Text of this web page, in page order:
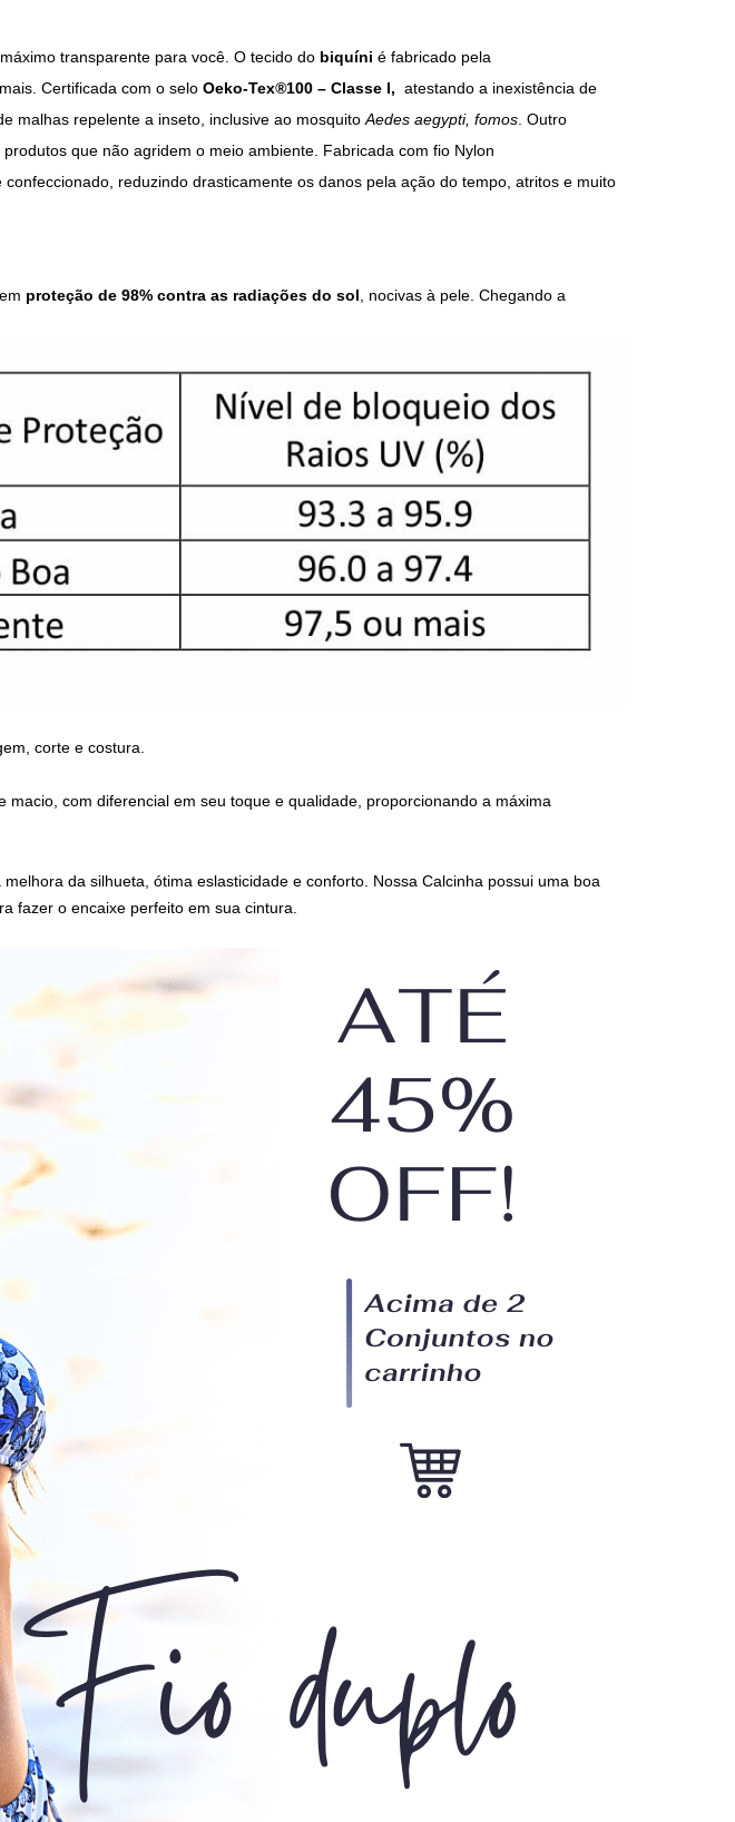
transparente para você. O tecido do biquíni é fabricado pela
Certificada com o selo Oeko-Tex®100 – Classe I, atestando a inexistência de
malhas repelente a inseto, inclusive ao mosquito Aedes aegypti, fomos . Outro
produtos que não agridem o meio ambiente. Fabricada com fio Nylon
confeccionado, reduzindo drasticamente os danos pela ação do tempo, atritos e muito
proteção de 98% contra as radiações do sol , nocivas à pele. Chegando a
corte e costura.
macio, com diferencial em seu toque e qualidade, proporcionando a máxima
melhora da silhueta, ótima eslasticidade e conforto. Nossa Calcinha possui uma boa
fazer o encaixe perfeito em sua cintura.